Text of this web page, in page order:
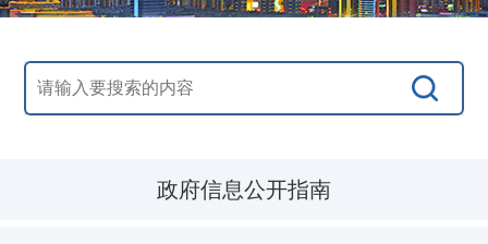
政府信息公开指南